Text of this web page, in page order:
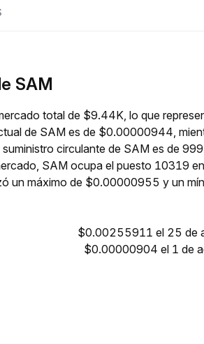
SAM
total de $9.44K, lo que
de SAM es de $0.00000944,
circulante de SAM es de
SAM ocupa el puesto 10319
un máximo de $0.00000955 y un
$0.00255911 el 25 de
$0.00000904 el 1 de